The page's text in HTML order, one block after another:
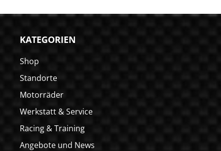
KATEGORIEN
Shop
Standorte
Motorräder
Werkstatt & Service
Racing & Training
Angebote und News